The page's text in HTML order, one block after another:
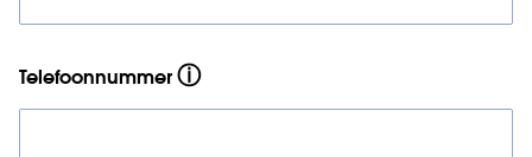
Telefoonnummer ⓘ